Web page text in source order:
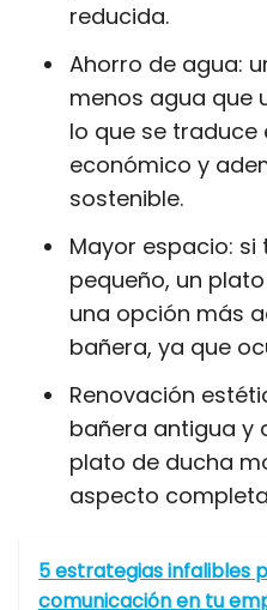
reducida.
Ahorro de agua:
menos agua que
lo que se traduce
económico y
sostenible.
Mayor espacio: si
pequeño, un
una opción más
bañera, ya que
Renovación
bañera antigua y
plato de ducha
aspecto
5 estrategias infalibles
comunicación en tu